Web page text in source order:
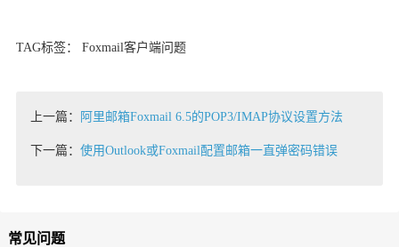
TAG标签： Foxmail客户端问题
上一篇： 阿里邮箱Foxmail 6.5的POP3/IMAP协议设置方法
下一篇： 使用Outlook或Foxmail配置邮箱一直弹密码错误
常见问题